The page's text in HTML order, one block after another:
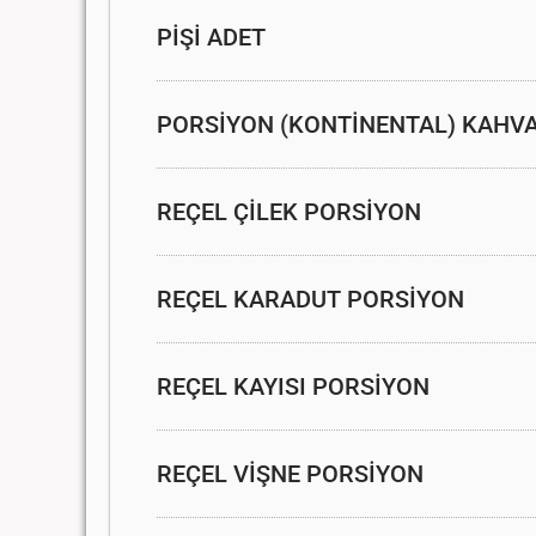
PİŞİ ADET
PORSİYON (KONTİNENTAL)
REÇEL ÇİLEK PORSİYON
REÇEL KARADUT PORSİYON
REÇEL KAYISI PORSİYON
REÇEL VİŞNE PORSİYON